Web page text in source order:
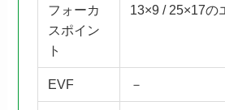
フォーカ
スポイン
ト
13×9 / 25×17の
EVF －